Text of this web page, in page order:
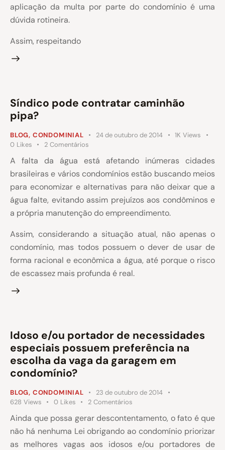
aplicação da multa por parte do condomínio é uma
dúvida rotineira.
Assim, respeitando
Síndico pode contratar caminhão
pipa?
BLOG, CONDOMINIAL 24 de outubro de 2014 1K Views
0 Likes 2 Comentários
A falta da água está afetando inúmeras cidades
brasileiras e vários condomínios estão buscando meios
para economizar e alternativas para não deixar que a
água falte, evitando assim prejuízos aos condôminos e
a própria manutenção do empreendimento.
Assim, considerando a situação atual, não apenas o
condomínio, mas todos possuem o dever de usar de
forma racional e econômica a água, até porque o risco
de escassez mais profunda é real.
Idoso e/ou portador de necessidades
especiais possuem preferência na
escolha da vaga da garagem em
condomínio?
BLOG, CONDOMINIAL
23 de outubro de 2014
628 Views 0 Likes 2 Comentários
Ainda que possa gerar descontentamento, o fato é que
não há nenhuma Lei obrigando ao condomínio priorizar
as melhores vagas aos idosos e/ou portadores de